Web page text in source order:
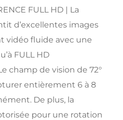
FULL HD | La
d’excellentes images
vidéo fluide avec une
FULL HD
champ de vision de 72°
entièrement 6 à 8
De plus, la
pour une rotation